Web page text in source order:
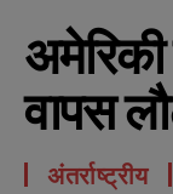
वापस
अंतर्राष्ट्रीय